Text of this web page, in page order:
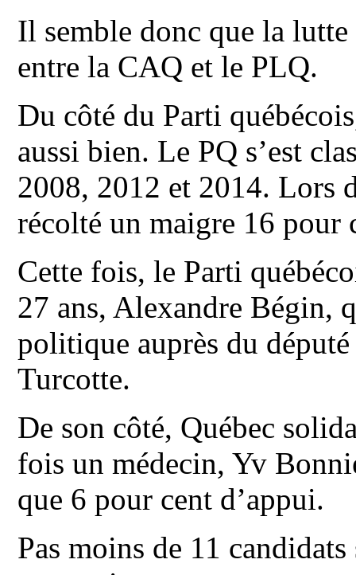
Il semble donc que la
entre la CAQ et le PLQ.
Du côté du Parti
aussi bien. Le PQ s’est
2008, 2012 et 2014. Lors
récolté un maigre 16 pour
Cette fois, le Parti
27 ans, Alexandre Bégin,
politique auprès du
Turcotte.
De son côté, Québec
fois un médecin, Yv
que 6 pour cent d’appui.
Pas moins de 11